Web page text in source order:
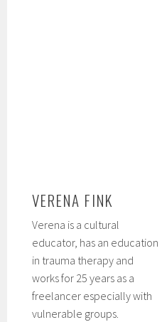
VERENA FINK
Verena is a cultural
educator, has an education
in trauma therapy and
works for 25 years as a
freelancer especially with
vulnerable groups.